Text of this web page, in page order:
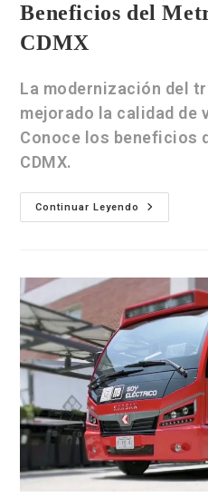
Beneficios del
CDMX
La modernización del
mejorado la calidad de
Conoce los beneficios
CDMX.
Continuar Leyendo